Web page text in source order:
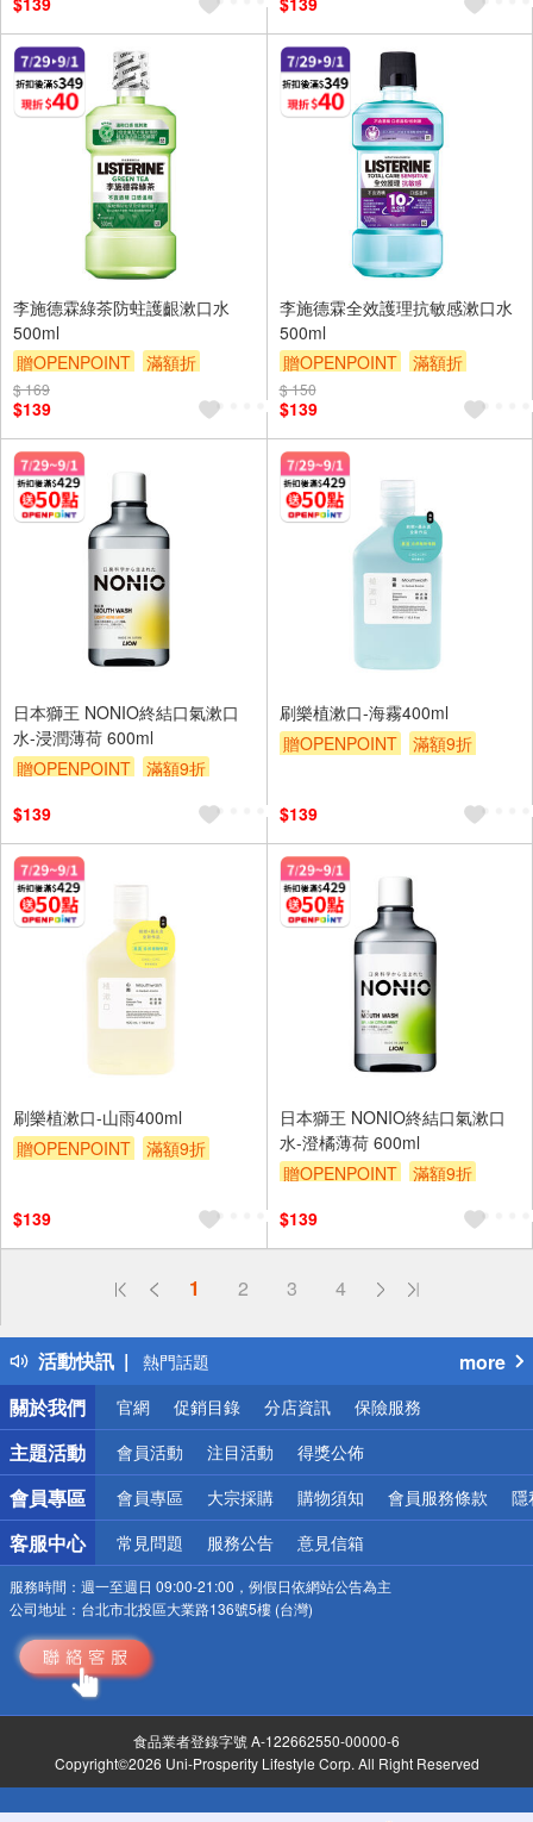
李施德霖綠茶防蛀護齦漱口水
500ml
贈OPENPOINT
滿額折
贈$200
$ 169
$139
李施德霖全效護理抗敏感漱口水
500ml
贈OPENPOINT
滿額折
贈$200
$ 150
$139
日本獅王 NONIO終結口氣漱口
水-浸潤薄荷 600ml
贈OPENPOINT
滿額9折
$139
刷樂植漱口-海霧400ml
贈OPENPOINT
滿額9折
$139
刷樂植漱口-山雨400ml
贈OPENPOINT
滿額9折
$139
日本獅王 NONIO終結口氣漱口
水-澄橘薄荷 600ml
贈OPENPOINT
滿額9折
$139
1 2 3 4
活動快訊
偏遠地區配送
得獎公告
熱門話題
銀行優惠
偏遠地區配送
詐騙網頁！請小心！
more
關於我們
官網 促銷目錄 分店資訊 保險服務
主題活動 會員活動 注目活動 得獎公佈
會員專區 會員專區 大宗採購 購物須知 會員服務條款 隱
客服中心 常見問題 服務公告 意見信箱
服務時間： 週一至週日 09:00-21:00，例假日依網站公告為主
公司地址： 台北市北投區大業路136號5樓 (台灣)
食品業者登錄字號 A-122662550-00000-6
Copyright©2026 Uni-Prosperity Lifestyle Corp. All Right Reserved